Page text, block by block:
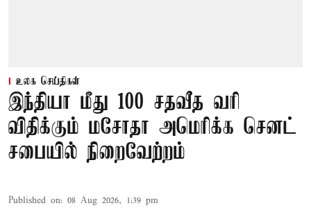
உலக செய்திகள்
இந்தியா மீது 100 சதவீத வரி
விதிக்கும் மசோதா அமெரிக்க செனட்
சபையில் நிறைவேற்றம்
Published on: 08 Aug 2026, 1:39 pm